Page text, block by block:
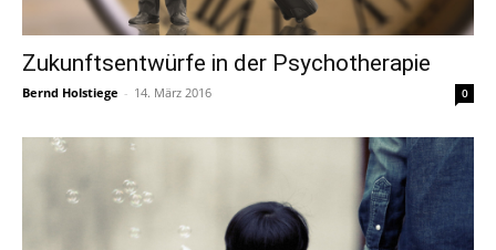
Zukunftsentwürfe in der Psychotherapie
Bernd Holstiege - 14. März 2016 0